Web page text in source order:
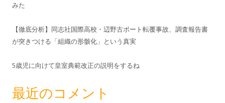
みた
【徹底分析】同志社国際高校・辺野古ボート転覆事故、調査報告書
が突きつける「組織の形骸化」という真実
5歳児に向けて皇室典範改正の説明をするね
最近のコメント